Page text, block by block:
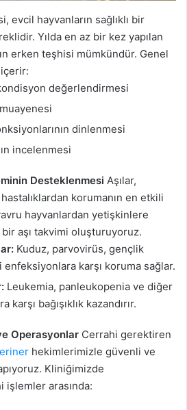
evcil hayvanların sağlıklı bir
Yılda en az bir kez yapılan
erken teşhisi mümkündür. Genel
değerlendirmesi
dinlenmesi
incelenmesi
Desteklenmesi Aşılar,
hastalıklardan korumanın en etkili
hayvanlardan yetişkinlere
aşı takvimi oluşturuyoruz.
Kuduz, parvovirüs, gençlik
enfeksiyonlara karşı koruma sağlar.
Leukemia, panleukopenia ve diğer
bağışıklık kazandırır.
Operasyonlar Cerrahi gerektiren
hekimlerimizle güvenli ve
Kliniğimizde
arasında: